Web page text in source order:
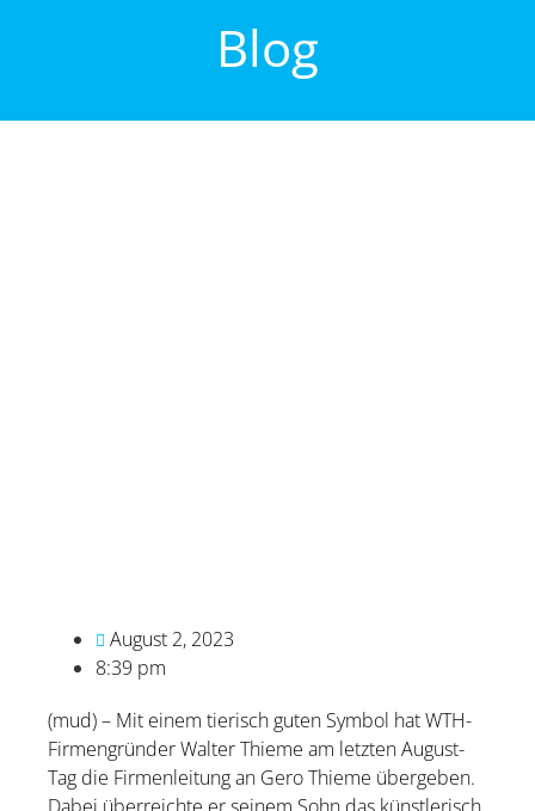
Blog
August 2, 2023
8:39 pm
(mud) – Mit einem tierisch guten Symbol hat WTH-
Firmengründer Walter Thieme am letzten August-
Tag die Firmenleitung an Gero Thieme übergeben.